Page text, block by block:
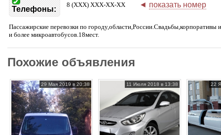
Телефоны:
8 (XXX) XXX-XX-XX ◄ показать номер
Пассажирские перевозки по
и более микроавтобусов.18мест.
Похожие объявления
29 Мая 2019 в 20:38 11 Июля 2018 в 13:38 22